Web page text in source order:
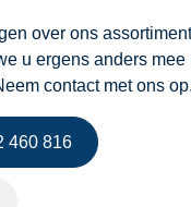
over ons assortiment
u ergens anders mee
contact met ons op.
460 816